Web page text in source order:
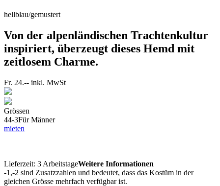
hellblau/gemustert
Von der alpenländischen Trachtenkultur
inspiriert, überzeugt dieses Hemd mit
zeitlosem Charme.
Fr. 24.-- inkl. MwSt
Grössen
44-3Für Männer
mieten
Lieferzeit: 3 ArbeitstageWeitere Informationen
-1,-2 sind Zusatzzahlen und bedeutet, dass das Kostüm in der
gleichen Grösse mehrfach verfügbar ist.